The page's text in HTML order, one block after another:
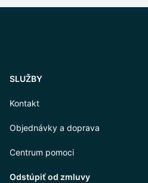
SLUŽBY
Kontakt
Objednávky a doprava
Centrum pomoci
Odstúpiť od zmluvy